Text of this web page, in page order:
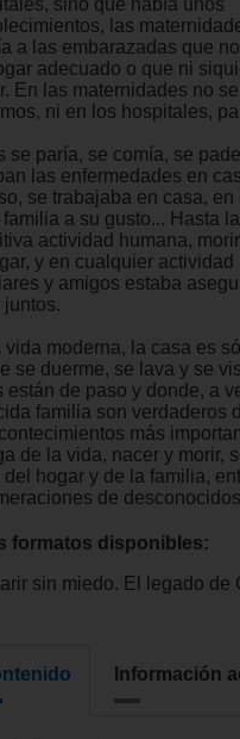
sino que había unos
las
a las embarazadas que
adecuado o que ni
En las maternidades no
ni en los hospitales,
se paría, se comía, se
las enfermedades en
se trabajaba en casa,
familia a su gusto... Hasta
actividad humana,
y en cualquier
y amigos estaba
juntos.
vida moderna, la casa es
se duerme, se lava y se
están de paso y donde, a
familia son verdaderos
más
de la vida, nacer y morir,
del hogar y de la familia,
de
formatos disponibles:
sin miedo. El legado de
Información